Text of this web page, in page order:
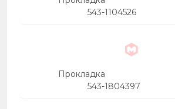
543-1104526
Прокладка
543-1804397